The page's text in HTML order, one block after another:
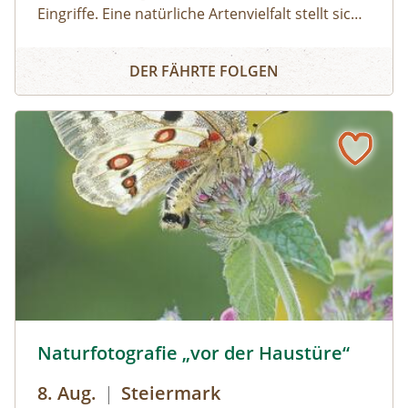
Eingriffe. Eine natürliche Artenvielfalt stellt sich
Vermodernde Stämme bieten Nahrung und
Unterschlupf für Waldorganismen und sind ein
Gewinnen Sie Einblicke in die spannende
Entstehung eines Urwaldes von morgen.
Am Weg zur Waldwildnis
DER FÄHRTE FOLGEN
Naturfotografie „vor der Haustüre“
8. Aug. | Steiermark